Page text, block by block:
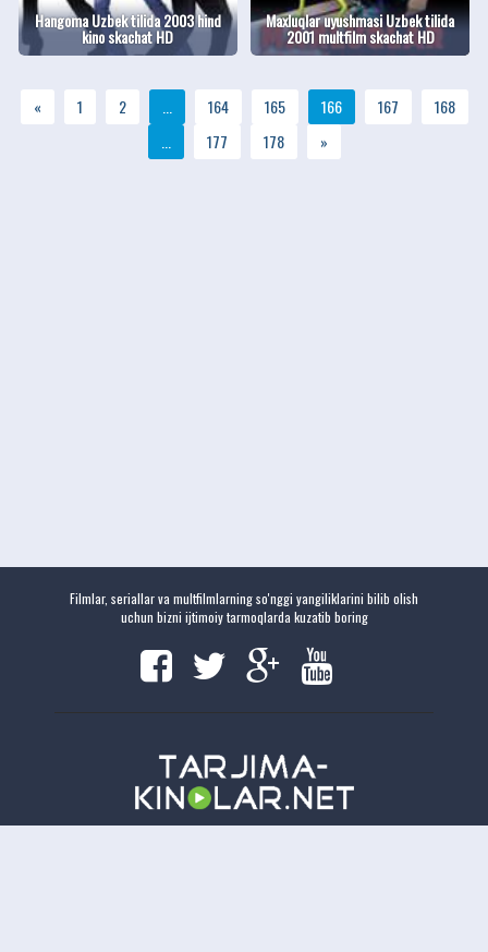
Hangoma Uzbek tilida 2003 hind
kino skachat HD
Maxluqlar uyushmasi Uzbek tilida
2001 multfilm skachat HD
« 1 2 164 165 166 167
168
177 178 »
Filmlar, seriallar va multfilmlarning so'nggi yangiliklarini bilib olish
uchun bizni ijtimoiy tarmoqlarda kuzatib boring